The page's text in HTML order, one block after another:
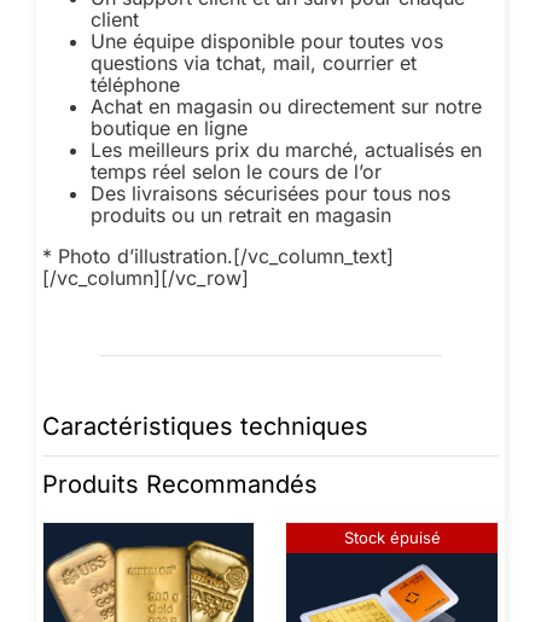
client
Une équipe disponible pour toutes vos
questions via tchat, mail, courrier et
téléphone
Achat en magasin ou directement sur notre
boutique en ligne
Les meilleurs prix du marché, actualisés en
temps réel selon le cours de l’or
Des livraisons sécurisées pour tous nos
produits ou un retrait en magasin
* Photo d’illustration.[/vc_column_text]
[/vc_column][/vc_row]
Caractéristiques techniques
Produits Recommandés
Stock épuisé